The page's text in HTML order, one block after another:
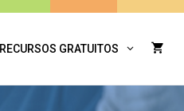
RECURSOS GRATUITOS